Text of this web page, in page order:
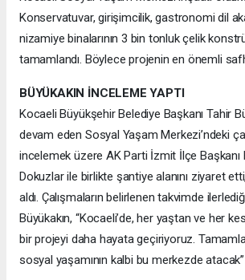
Konservatuvar, girişimcilik, gastronomi dil
nizamiye binalarının 3 bin tonluk çelik
tamamlandı. Böylece projenin en önemli
BÜYÜKAKIN İNCELEME YAPTI
Kocaeli Büyükşehir Belediye Başkanı Tahir
devam eden Sosyal Yaşam Merkezi’ndeki
incelemek üzere AK Parti İzmit İlçe Başkanı
Dokuzlar ile birlikte şantiye alanını ziyaret
aldı. Çalışmaların belirlenen takvimde
Büyükakın, “Kocaeli’de, her yaştan ve her
bir projeyi daha hayata geçiriyoruz.
sosyal yaşamının kalbi bu merkezde